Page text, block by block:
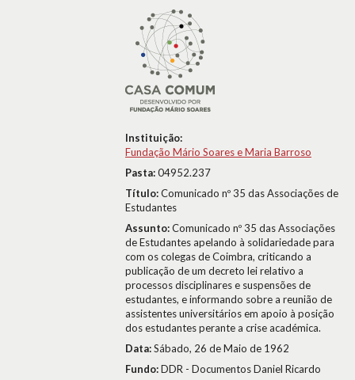
Instituição:
Fundação Mário Soares e Maria Barroso
Pasta:04952.237
Título:Comunicado nº 35 das Associações de
Estudantes
Assunto:Comunicado nº 35 das Associações
de Estudantes apelando à solidariedade para
com os colegas de Coimbra, criticando a
publicação de um decreto lei relativo a
processos disciplinares e suspensões de
estudantes, e informando sobre a reunião de
assistentes universitários em apoio à posição
dos estudantes perante a crise académica.
Data:Sábado, 26 de Maio de 1962
Fundo:DDR - Documentos Daniel Ricardo